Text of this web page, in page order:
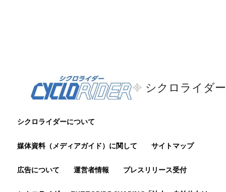
シクロライダー
シクロライダーについて
媒体資料（メディアガイド）に関して サイトマップ
広告について 運営者情報 プレスリリース受付